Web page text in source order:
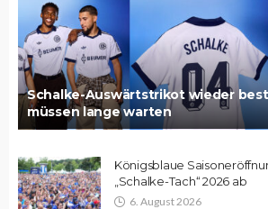
Schalke-Auswärtstrikot wieder
müssen lange warten
Königsblaue
„Schalke-Tach“ 2026 ab
6. August 2026